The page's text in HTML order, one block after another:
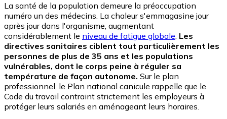
La santé de la population demeure la préoccupation
numéro un des médecins. La chaleur s'emmagasine jour
après jour dans l'organisme, augmentant
considérablement le niveau de fatigue globale. Les
directives sanitaires ciblent tout particulièrement les
personnes de plus de 35 ans et les populations
vulnérables, dont le corps peine à réguler sa
température de façon autonome. Sur le plan
professionnel, le Plan national canicule rappelle que le
Code du travail contraint strictement les employeurs à
protéger leurs salariés en aménageant leurs horaires.